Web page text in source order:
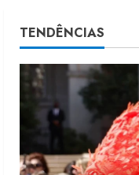
1
4
TENDÊNCIAS